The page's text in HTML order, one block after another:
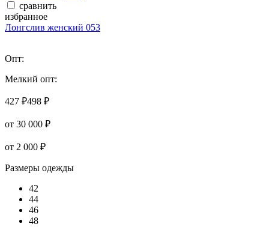
сравнить
избранное
Лонгслив женский 053
Опт:
Мелкий опт:
427 ₽498 ₽
от 30 000 ₽
от 2 000 ₽
Размеры одежды
42
44
46
48